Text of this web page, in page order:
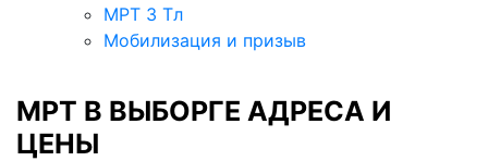
МРТ 3 Тл
Мобилизация и призыв
МРТ В ВЫБОРГЕ АДРЕСА И
ЦЕНЫ